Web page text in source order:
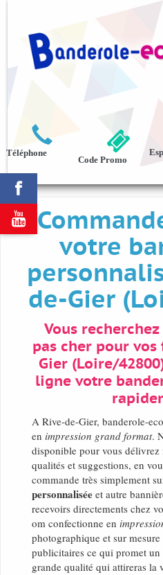



Téléphone
Code Promo
votre
de-Gier
Vous
pas cher pour vos
Gier (Loire/
ligne votre
A Rive-de-Gier, banderole-
en impression grand format.
disponible pour vous délivrez
qualités et suggestions, en
commande très simplement
personnalisée et autre
recevoirs directements chez
om confectionne en
photographique et sur
publicitaires ce qui promet
grande qualité qui attireras la